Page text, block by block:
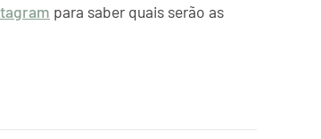
para saber quais serão as